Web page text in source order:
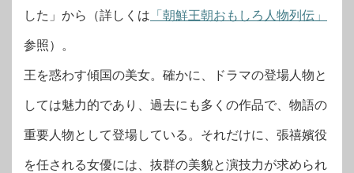
した」から（詳しくは 「朝鮮王朝おもしろ人物列伝」
参照）。
王を惑わす傾国の美女。確かに、ドラマの登場人物と
しては魅力的であり、過去にも多くの作品で、物語の
重要人物として登場している。それだけに、張禧嬪役
を任される女優には、抜群の美貌と演技力が求められ